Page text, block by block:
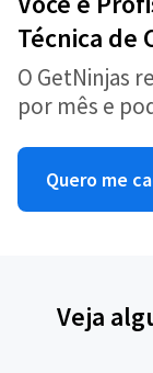
Técnica de
O GetNinjas
por mês e
Quero me
Veja